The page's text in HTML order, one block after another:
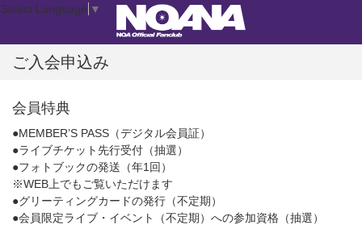
ご入会申込み
会員特典
●MEMBER’S PASS（デジタル会員証）
●ライブチケット先行受付（抽選）
●フォトブックの発送（年1回）
※WEB上でもご覧いただけます
●グリーティングカードの発行（不定期）
●会員限定ライブ・イベント（不定期）への参加資格（抽選）
Select Language ▼